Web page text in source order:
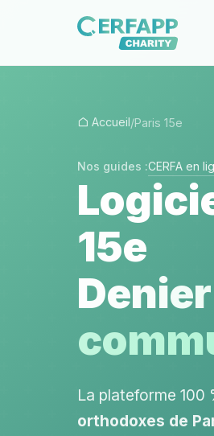
Accueil/Paris 15e
Nos guides :CERFA en
15e
La plateforme
orthodoxes de